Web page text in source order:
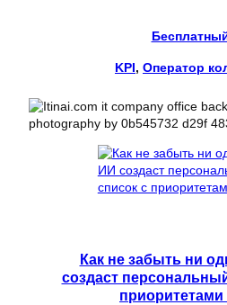
KPI, Оператор
Как не забыть ни
создаст
приоритетами